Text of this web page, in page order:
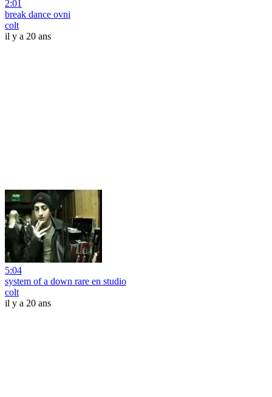
2:01
break dance ovni
colt
il y a 20 ans
5:04
system of a down rare en studio
colt
il y a 20 ans